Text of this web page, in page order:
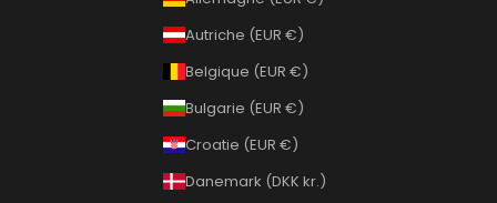
Autriche (EUR €)
Belgique (EUR €)
Bulgarie (EUR €)
Croatie (EUR €)
Danemark (DKK kr.)